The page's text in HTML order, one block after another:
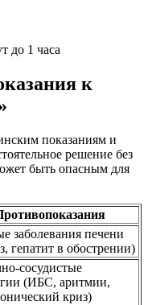
до 1 часа
к
показаниям и
решение без
быть опасным для
заболевания печени
гепатит в обострении)
сосудистые
(ИБС, аритмии,
криз)